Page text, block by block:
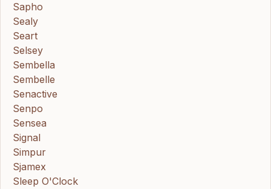
Sapho
Sealy
Seart
Selsey
Sembella
Sembelle
Senactive
Senpo
Sensea
Signal
Simpur
Sjamex
Sleep O'Clock